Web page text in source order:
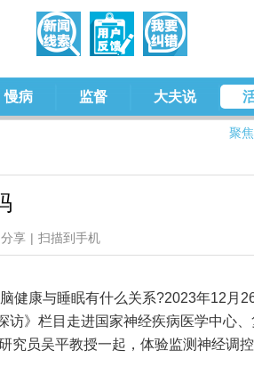
慢病 监督 大夫说
聚焦
分享 | 扫描到手机
健康与睡眠有什么关系?2023年12月
访》栏目走进国家神经疾病医学中心
究员吴平教授一起，体验监测神经调